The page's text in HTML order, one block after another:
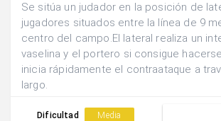
Se sitúa un judador en la posición de
jugadores situados entre la línea de 9
centro del campo.El lateral realiza un
vaselina y el portero si consigue
inicia rápidamente el contraataque a
largo.
Dificultad Media